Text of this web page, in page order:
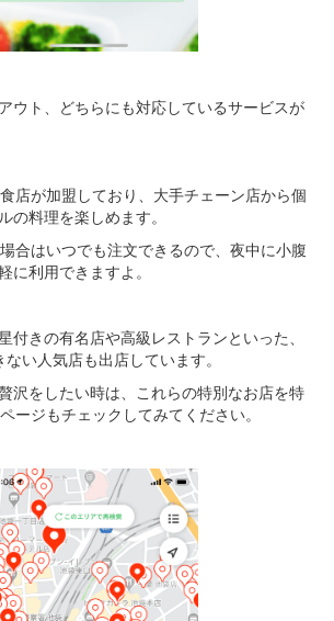
ウト、どちらにも対応しているサービスが
店が加盟しており、大手チェーン店から個
の料理を楽しめます。
合はいつでも注文できるので、夜中に小腹
に利用できますよ。
付きの有名店や高級レストランといった、
い人気店も出店しています。
沢をしたい時は、これらの特別なお店を特
ページもチェックしてみてください。